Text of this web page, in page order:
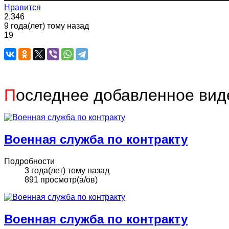
Нравится
2,346
9 года(лет) тому назад
19
Последнее добавленное
Военная служба по контракту
Подробности
3 года(лет) тому назад
891 просмотр(а/ов)
Военная служба по контракту